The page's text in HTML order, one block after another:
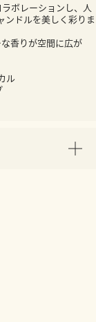
ボレーションし、人
ンドルを美しく彩りま
香りが空間に広が
ル